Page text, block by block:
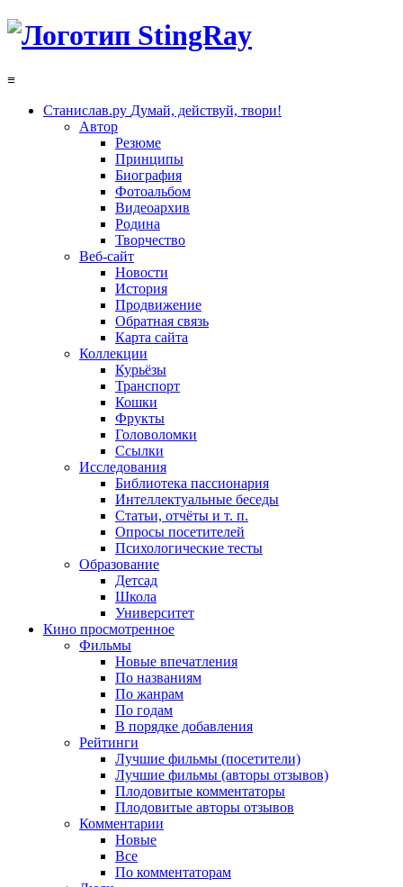
≡
Станислав.ру Думай, действуй, твори!
Автор
Резюме
Принципы
Биография
Фотоальбом
Видеоархив
Родина
Творчество
Веб-сайт
Новости
История
Продвижение
Обратная связь
Карта сайта
Коллекции
Курьёзы
Транспорт
Кошки
Фрукты
Головоломки
Ссылки
Исследования
Библиотека пассионария
Интеллектуальные беседы
Статьи, отчёты и т. п.
Опросы посетителей
Психологические тесты
Образование
Детсад
Школа
Университет
Кино просмотренное
Фильмы
Новые впечатления
По названиям
По жанрам
По годам
В порядке добавления
Рейтинги
Лучшие фильмы (посетители)
Лучшие фильмы (авторы отзывов)
Плодовитые комментаторы
Плодовитые авторы отзывов
Комментарии
Новые
Все
По комментаторам